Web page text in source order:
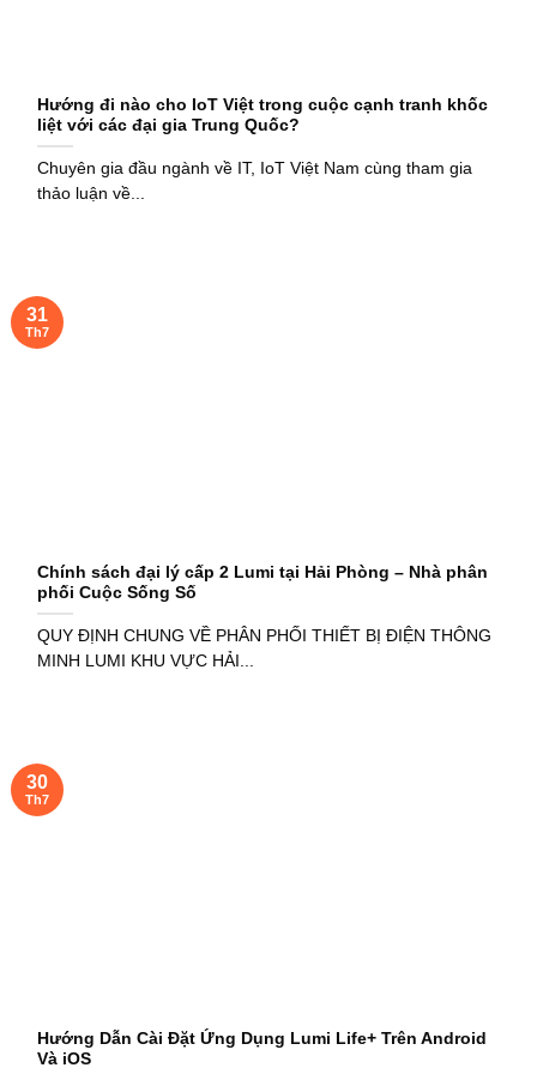
Hướng đi nào cho IoT Việt trong cuộc cạnh tranh khốc
liệt với các đại gia Trung Quốc?
Chuyên gia đầu ngành về IT, IoT Việt Nam cùng tham gia
thảo luận về...
Chính sách đại lý cấp 2 Lumi tại Hải Phòng – Nhà phân
phối Cuộc Sống Số
QUY ĐỊNH CHUNG VỀ PHÂN PHỐI THIẾT BỊ ĐIỆN THÔNG
MINH LUMI KHU VỰC HẢI...
31
Th7
Hướng Dẫn Cài Đặt Ứng Dụng Lumi Life+ Trên Android
Và iOS
30
Th7